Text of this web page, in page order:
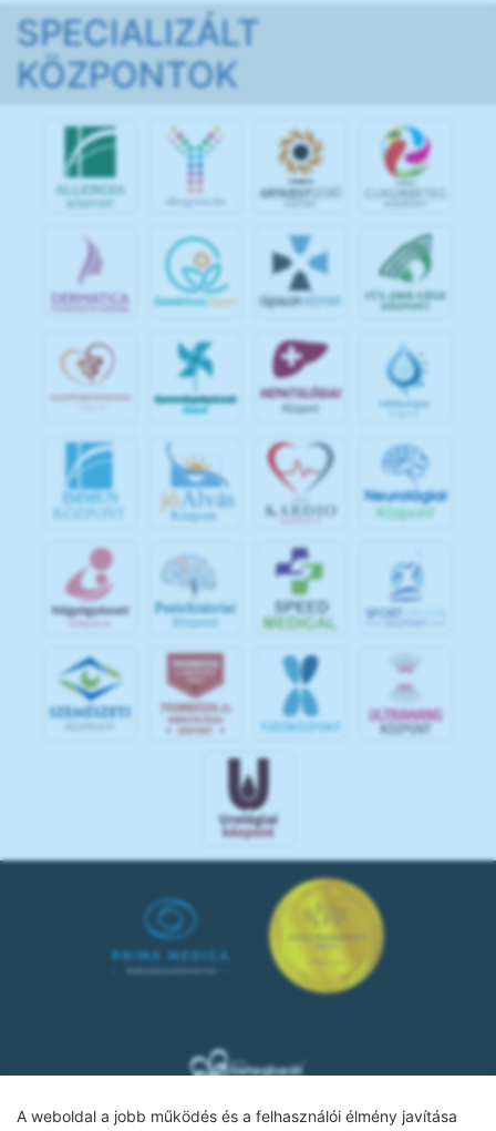
A weboldal a jobb működés és a felhasználói élmény javítása
SPECIALIZÁLT
KÖZPONTOK
IMMUN
KÖZPONT
jó Alvás
Központ
SPOR